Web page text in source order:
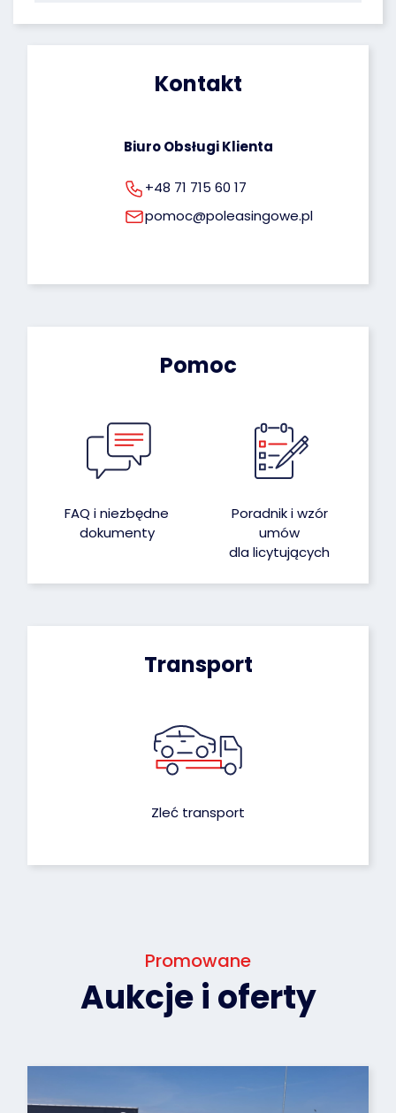
rodo@poleasingowe.pl
Kontakt
Biuro Obsługi Klienta
+48 71 715 60 17
pomoc@poleasingowe.pl
Pomoc
FAQ i niezbędne
dokumenty
Poradnik i wzór
umów
dla licytujących
Transport
Zleć transport
Promowane
Aukcje i oferty